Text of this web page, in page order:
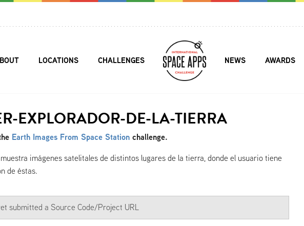
LOCATIONS CHALLENGES NEWS AWARDS
EXPLORADOR-DE-LA-TIERRA
Earth Images From Space Station challenge.
imágenes satelitales de distintos lugares de la tierra, donde el usuario tiene
de éstas.
submitted a Source Code/Project URL